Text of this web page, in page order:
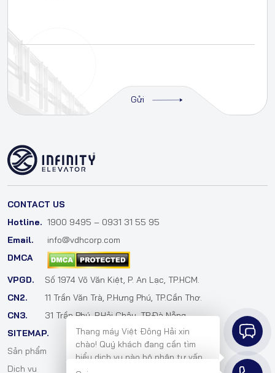
CONTACT US
Hotline. 1900 9495 – 0931 31 55 95
Email.
info@vdhcorp.com
DMCA
VPGD.
Số 1974 Võ Văn Kiệt, P. An Lạc, TP.HCM.
CN2.
11 Trần Văn Trà, P.Hưng Phú, TP.Cần Thơ.
CN3.
31 Trần Phú, P.Hải Châu, TP.Đà Nẵng.
SITEMAP.
Sản phẩm
Cẩm nang
Dịch vụ
Thang máy Việt Đông Hải xin
chào! Quý khách đang cần tìm
hiểu dịch vụ nào bộ phận tư vấn
bên em sẽ hỗ trợ mình ngay ạ!